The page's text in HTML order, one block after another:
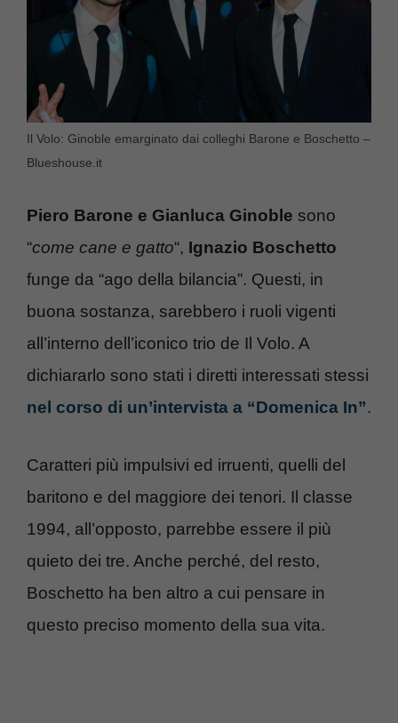
Il Volo: Ginoble emarginato dai colleghi Barone e Boschetto –
Blueshouse.it
Piero Barone e Gianluca Ginoble sono
“come cane e gatto“, Ignazio Boschetto
funge da “ago della bilancia”. Questi, in
buona sostanza, sarebbero i ruoli vigenti
all’interno dell’iconico trio de Il Volo. A
dichiararlo sono stati i diretti interessati stessi
nel corso di un’intervista a “Domenica In”.
Caratteri più impulsivi ed irruenti, quelli del
baritono e del maggiore dei tenori. Il classe
1994, all’opposto, parrebbe essere il più
quieto dei tre. Anche perché, del resto,
Boschetto ha ben altro a cui pensare in
questo preciso momento della sua vita.